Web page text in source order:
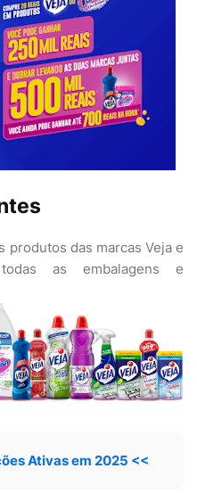
produtos das marcas Veja e
as embalagens e
Ativas em 2025 <<